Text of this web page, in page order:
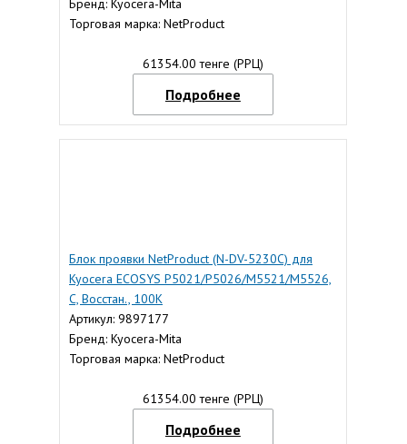
Бренд: Kyocera-Mita
Торговая марка: NetProduct
61354.00 тенге (РРЦ)
Подробнее
Блок проявки NetProduct (N-DV-5230C) для
Kyocera ECOSYS P5021/P5026/M5521/M5526,
C, Восстан., 100К
Артикул: 9897177
Бренд: Kyocera-Mita
Торговая марка: NetProduct
61354.00 тенге (РРЦ)
Подробнее